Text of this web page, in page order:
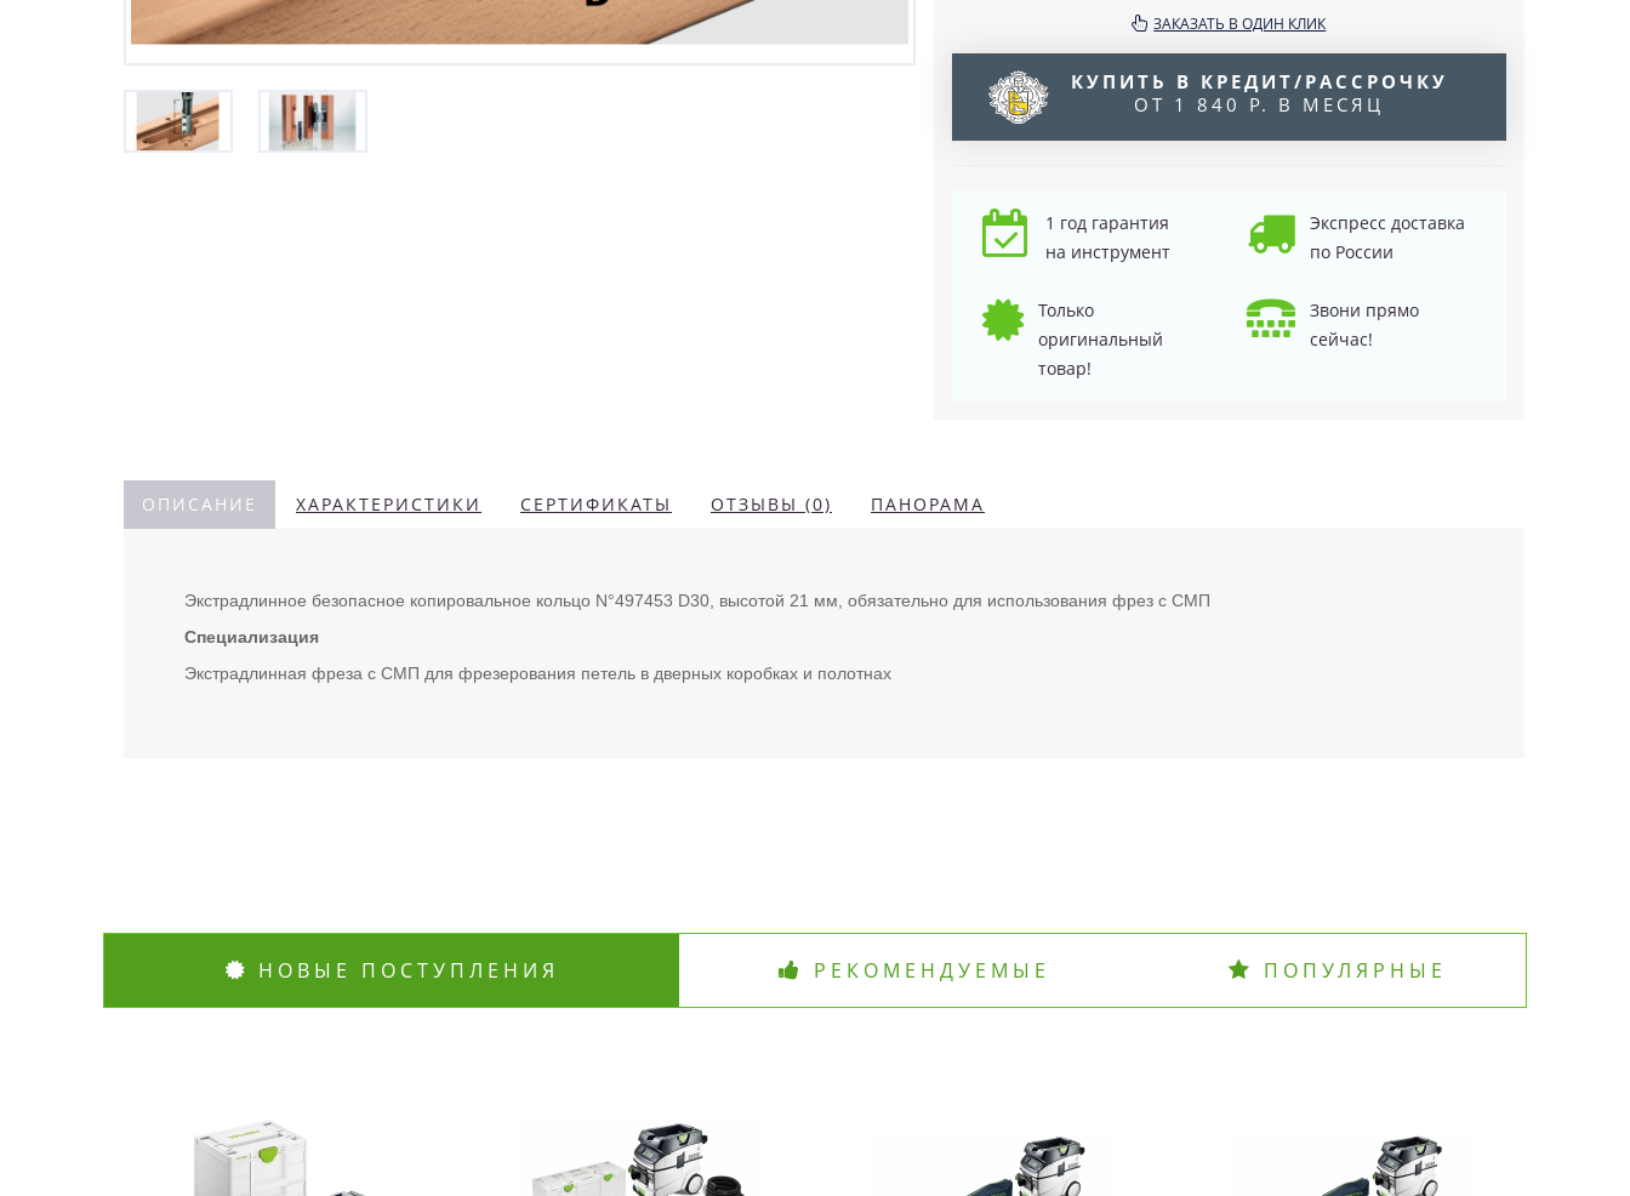
ЗАКАЗАТЬ В ОДИН КЛИК
КУПИТЬ В КРЕДИТ/РАССРОЧКУ
ОТ 1 840 Р. В МЕСЯЦ
1 год гарантия
на инструмент
Экспресс доставка
по России
Только
оригинальный
товар!
Звони прямо
сейчас!
ОПИСАНИЕ ХАРАКТЕРИСТИКИ СЕРТИФИКАТЫ ОТЗЫВЫ (0) ПАНОРАМА
Экстрадлинное безопасное копировальное кольцо N°497453 D30, высотой 21 мм, обязательно для использования фрез с СМП
Специализация
Экстрадлинная фреза с СМП для фрезерования петель в дверных коробках и полотнах
НОВЫЕ ПОСТУПЛЕНИЯ РЕКОМЕНДУЕМЫЕ ПОПУЛЯРНЫЕ